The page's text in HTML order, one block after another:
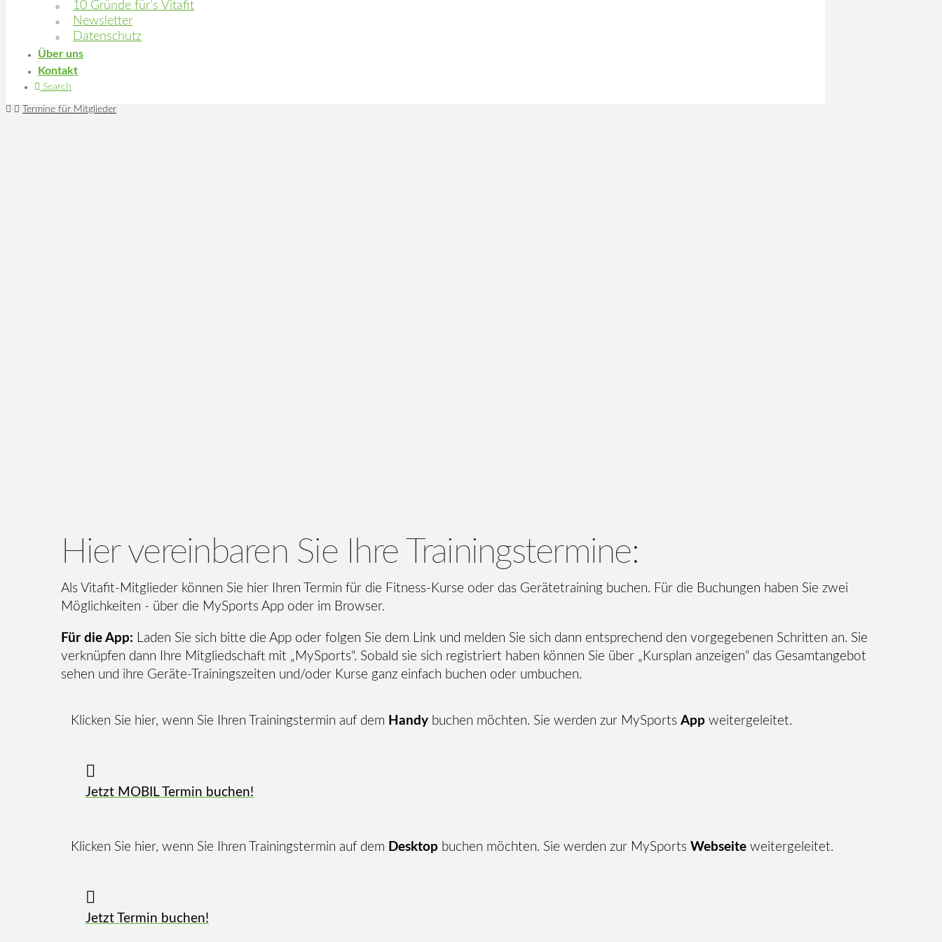
10 Gründe für’s Vitafit
Newsletter
Datenschutz
Über uns
Kontakt
Search
HomeTermine für Mitglieder
Hier vereinbaren Sie Ihre Trainingstermine:
Als Vitafit-Mitglieder können Sie hier Ihren Termin für die Fitness-Kurse oder das Gerätetraining buchen. Für die Buchungen haben Sie zwei
Möglichkeiten - über die MySports App oder im Browser.
Für die App: Laden Sie sich bitte die App oder folgen Sie dem Link und melden Sie sich dann entsprechend den vorgegebenen Schritten an. Sie
verknüpfen dann Ihre Mitgliedschaft mit „MySports". Sobald sie sich registriert haben können Sie über „Kursplan anzeigen“ das Gesamtangebot
sehen und ihre Geräte-Trainingszeiten und/oder Kurse ganz einfach buchen oder umbuchen.
Klicken Sie hier, wenn Sie Ihren Trainingstermin auf dem Handybuchen möchten. Sie werden zur MySports App weitergeleitet.
Jetzt MOBIL Termin buchen!
Klicken Sie hier, wenn Sie Ihren Trainingstermin auf dem Desktop buchen möchten. Sie werden zur MySports Webseiteweitergeleitet.
Jetzt Termin buchen!